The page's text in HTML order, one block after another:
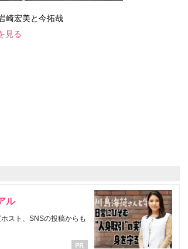
崎宏美と今拓哉
見る
ル
スト、SNSの投稿からも